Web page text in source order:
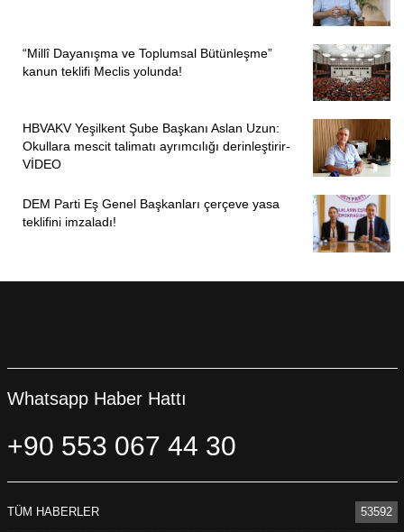
ÖNCEKI 1 4 SONRAKI
“Millî Dayanışma ve Toplumsal Bütünleşme”
kanun teklifi Meclis yolunda!
HBVAKV Yeşilkent Şube Başkanı Aslan Uzun:
Okullara mescit talimatı ayrımcılığı derinleştirir-
VİDEO
DEM Parti Eş Genel Başkanları çerçeve yasa
teklifini imzaladı!
Whatsapp Haber Hattı
+90 553 067 44 30
TÜM HABERLER 53592